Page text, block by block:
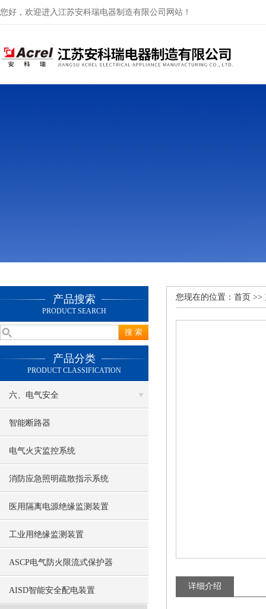
您好，欢迎进入江苏安科瑞电器制造有限公司网站！
产品搜索
PRODUCT SEARCH
产品分类
PRODUCT CLASSIFICATION
六、电气安全
智能断路器
电气火灾监控系统
消防应急照明疏散指示系统
医用隔离电源绝缘监测装置
工业用绝缘监测装置
ASCP电气防火限流式保护器
AISD智能安全配电装置
您现在的位置： 首页 >>
详细介绍